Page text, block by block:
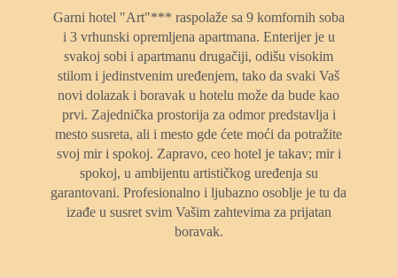
Garni hotel "Art"*** raspolaže sa 9 komfornih soba
i 3 vrhunski opremljena apartmana. Enterijer je u
svakoj sobi i apartmanu drugačiji, odišu visokim
stilom i jedinstvenim uređenjem, tako da svaki Vaš
novi dolazak i boravak u hotelu može da bude kao
prvi. Zajednička prostorija za odmor predstavlja i
mesto susreta, ali i mesto gde ćete moći da potražite
svoj mir i spokoj. Zapravo, ceo hotel je takav; mir i
spokoj, u ambijentu artističkog uređenja su
garantovani. Profesionalno i ljubazno osoblje je tu da
izađe u susret svim Vašim zahtevima za prijatan
boravak.